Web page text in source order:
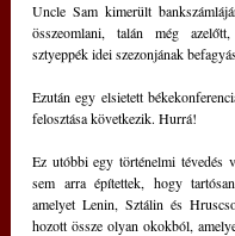
Uncle Sam kimerült
összeomlani, talán még
sztyeppék idei szezonjának
Ezután egy elsietett
felosztása következik. Hurrá!
Ez utóbbi egy történelmi tévedés
sem arra építettek, hogy
amelyet Lenin, Sztálin és
hozott össze olyan okokból,